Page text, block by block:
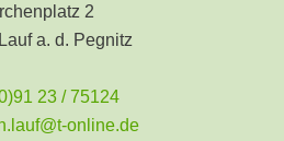
2
a. d. Pegnitz
23 / 75124
online.de